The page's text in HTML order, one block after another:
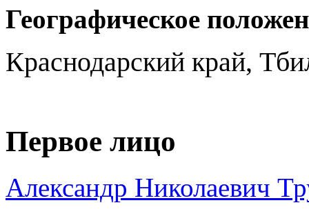
Географическое
Краснодарский край,
Первое лицо
Александр Николаевич